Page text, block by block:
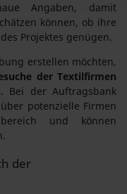
Angaben, damit
können, ob ihre
Projektes genügen.
erstellen möchten,
der Textilfirmen
. Bei der Auftragsbank
potenzielle Firmen
und können
der